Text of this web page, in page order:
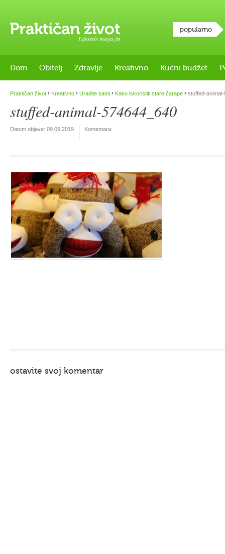
Lifestyle magazin
popularno
Dom Obitelj Zdravlje Kreativno Kućni budžet
Praktičan život › Kreativno › Uradite sami › Kako iskoristiti stare čarape › stuffed-
stuffed-animal-574644_640
Datum objave: 09.09.2019 Komentara:
ostavite svoj komentar